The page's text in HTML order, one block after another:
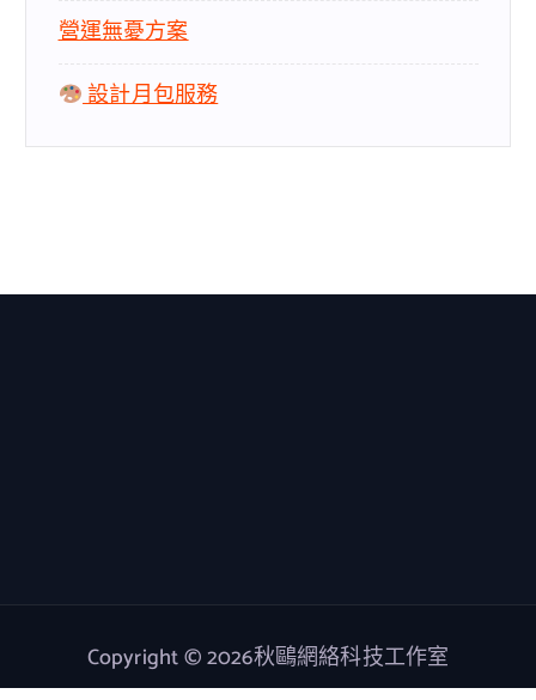
營運無憂方案
設計月包服務
Copyright © 2026秋鷗網絡科技工作室